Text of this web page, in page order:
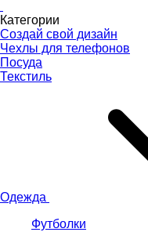
Категории
Создай свой дизайн
Чехлы для телефонов
Посуда
Текстиль
Одежда
Футболки